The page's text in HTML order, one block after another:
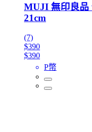
MUJI 無印良品
21cm
(7)
$390
$390
P幣